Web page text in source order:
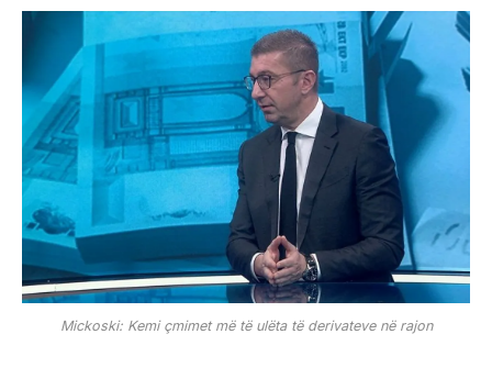
Mickoski: Kemi çmimet më të ulëta të derivateve në rajon